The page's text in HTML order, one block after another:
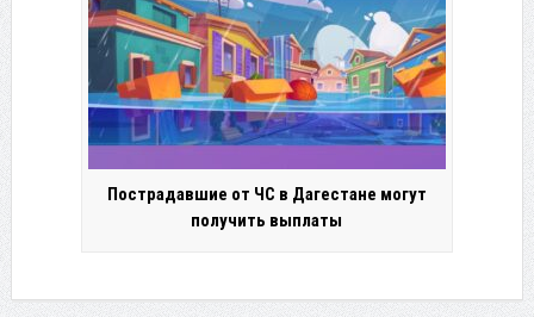
Пострадавшие от ЧС в Дагестане могут
получить выплаты